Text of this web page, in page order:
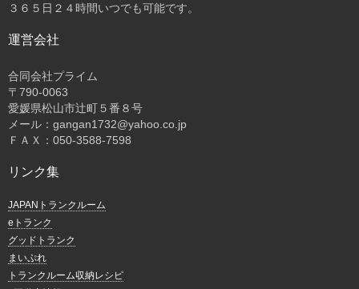
３６５日２４時間いつでも可能です。
運営会社
合同会社プライム
〒 790-0063
愛媛県松山市辻町５番８号
メール：gangan1732@yahoo.co.jp
ＦＡＸ：050-3588-7598
リンク集
JAPANトランクルーム
eトランク
グッドトランク
まいぷれ
トランクルーム収納レシピ